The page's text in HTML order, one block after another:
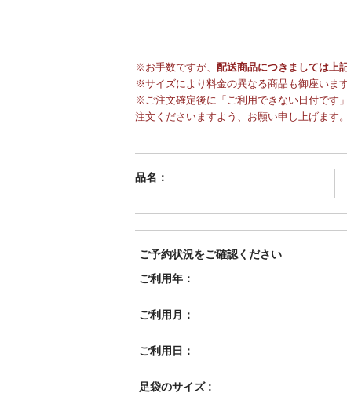
※お手数ですが、 配送商品につきましては上
※サイズにより料金の異なる商品も御座います
※ご注文確定後に「ご利用できない日付です
注文くださいますよう、お願い申し上げます
品名：
ご予約状況をご確認ください
ご利用年：
ご利用月：
ご利用日：
足袋のサイズ :